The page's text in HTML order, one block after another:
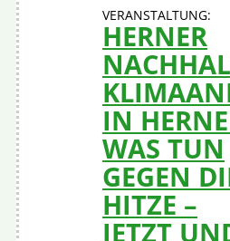
HERNER
IN
WAS TUN
GEGEN
HITZE –
JETZT